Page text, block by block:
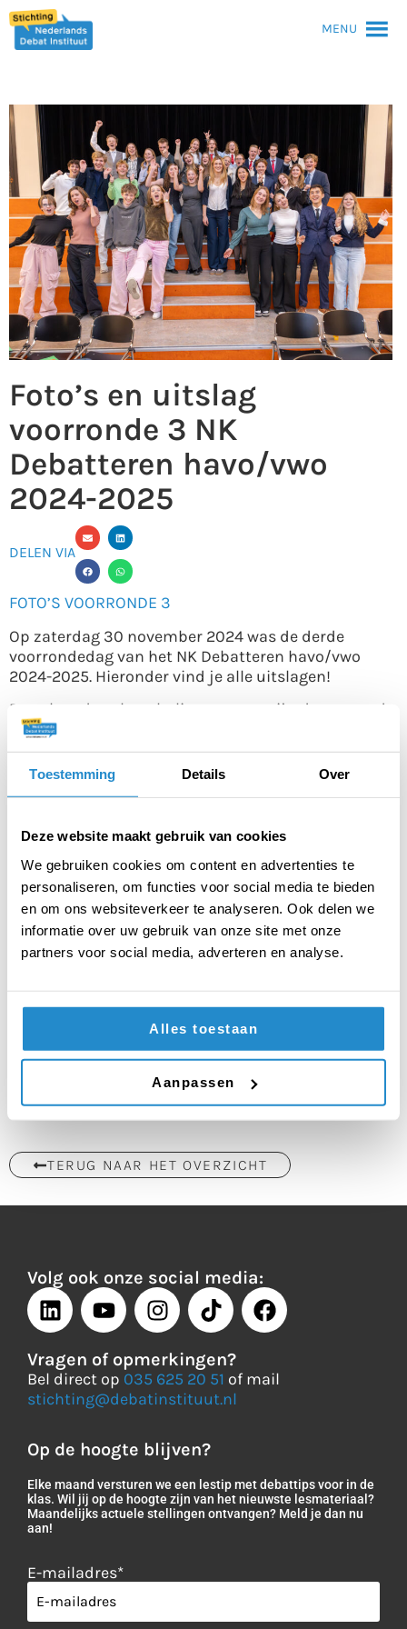
Toestemming Details Over
Deze website maakt gebruik van cookies
We gebruiken cookies om content en advertenties te
personaliseren, om functies voor social media te bieden
en om ons websiteverkeer te analyseren. Ook delen we
informatie over uw gebruik van onze site met onze
partners voor social media, adverteren en analyse.
Alles toestaan
Aanpassen
MENU
Foto’s en uitslag
voorronde 3 NK
Debatteren havo/vwo
2024-2025
DELEN VIA
FOTO’S VOORRONDE 3
Op zaterdag 30 november 2024 was de derde
voorrondedag van het NK Debatteren havo/vwo
2024-2025. Hieronder vind je alle uitslagen!
De volgende acht scholierenteams zijn door naar de
finale op 25 januari in Rotterdam:
Gomarus uit Gorinchem (team 1 en 2)
Johan de Witt Gymnasium uit Dordrecht
Stedelijk Gymnasium Breda uit Breda
Driestar College uit Gouda
Beste individuele debater: Zwaan van het Johan
van Oldenbarnevelt uit Amersfoort
Beste Nieuwkomer:SSgN uit Nijmegen
De volledige uitslag vind je hier:Uitslag Voorronde
TERUG NAAR HET OVERZICHT
Volg ook onze social media:
Vragen of opmerkingen?
Bel direct op 035 625 20 51 of mail
stichting@debatinstituut.nl
Op de hoogte blijven?
Elke maand versturen we een lestip met debattips voor in de
klas. Wil jij op de hoogte zijn van het nieuwste lesmateriaal?
Maandelijks actuele stellingen ontvangen? Meld je dan nu
aan!
E-mailadres*